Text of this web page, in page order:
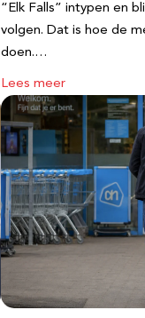
“Elk Falls” intypen en
volgen. Dat is hoe de
doen.…
Lees meer